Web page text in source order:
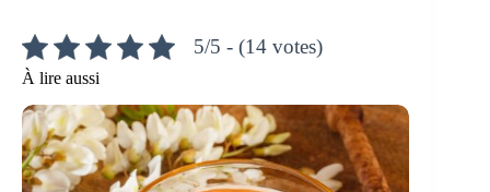
5/5 - (14 votes)
À lire aussi